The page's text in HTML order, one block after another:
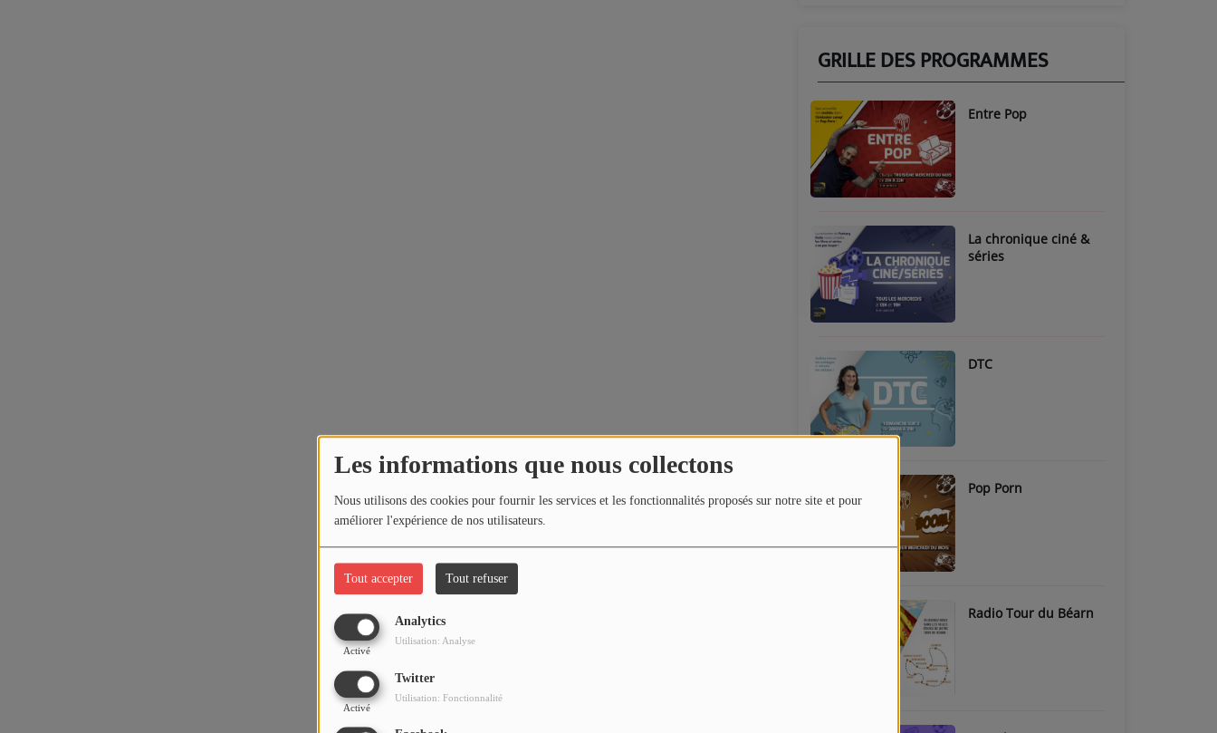
Les informations que nous collectons
Nous utilisons des cookies pour fournir les services et les fonctionnalités proposés sur notre site et pour
améliorer l'expérience de nos utilisateurs.
Tout accepter Tout refuser
Analytics
Activé
Utilisation: Analyse
Twitter
Activé
Utilisation: Fonctionnalité
GRILLE DES PROGRAMMES
Entre Pop
La chronique ciné &
séries
DTC
Pop Porn
Radio Tour du Béarn